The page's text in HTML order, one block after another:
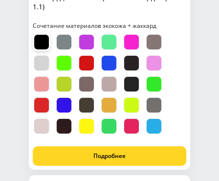
1.1)
Сочетание материалов экокожа + жаккард
Подробнее